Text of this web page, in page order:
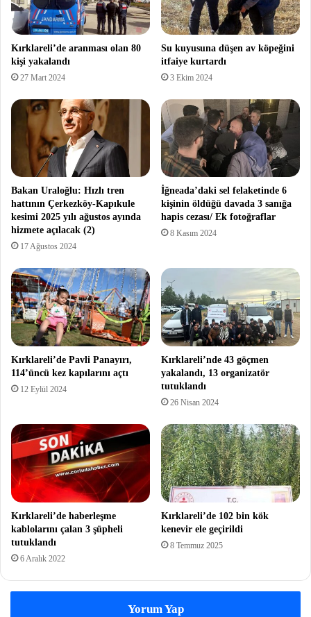
Kırklareli’de aranması olan 80
kişi yakalandı
27 Mart 2024
Su kuyusuna düşen av köpeğini
itfaiye kurtardı
3 Ekim 2024
Bakan Uraloğlu: Hızlı tren
hattının Çerkezköy-Kapıkule
kesimi 2025 yılı ağustos ayında
hizmete açılacak (2)
17 Ağustos 2024
İğneada’daki sel felaketinde 6
kişinin öldüğü davada 3 sanığa
hapis cezası/ Ek fotoğraflar
8 Kasım 2024
Kırklareli’de Pavli Panayırı,
114’üncü kez kapılarını açtı
12 Eylül 2024
Kırklareli’nde 43 göçmen
yakalandı, 13 organizatör
tutuklandı
26 Nisan 2024
Kırklareli’de haberleşme
kablolarını çalan 3 şüpheli
tutuklandı
6 Aralık 2022
Kırklareli’de 102 bin kök
kenevir ele geçirildi
8 Temmuz 2025
Yorum Yap